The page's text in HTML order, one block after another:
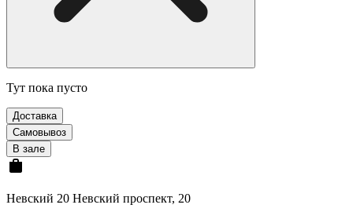
Тут пока пусто
Доставка
Самовывоз
В зале
Невский 20 Невский проспект, 20